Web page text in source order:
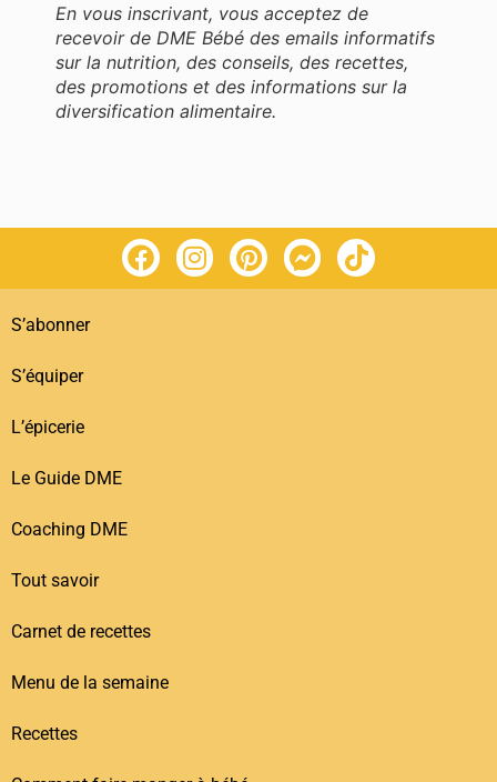
En vous inscrivant, vous acceptez de
recevoir de DME Bébé des emails informatifs
sur la nutrition, des conseils, des recettes,
des promotions et des informations sur la
diversification alimentaire.
S’abonner
S’équiper
L’épicerie
Le Guide DME
Coaching DME
Tout savoir
Carnet de recettes
Menu de la semaine
Recettes